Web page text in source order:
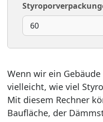
Wenn wir ein
vielleicht, wie viel
Mit diesem Rechner
Baufläche, der